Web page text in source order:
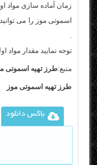
زمان آماده سازی مواد اولیه
اسموتی موز را می
.
توجه نمایید مقدار مواد اولیه و
منبع:طرز تهیه اسموتی
طرز تهیه اسموتی موز
باکس دانلود